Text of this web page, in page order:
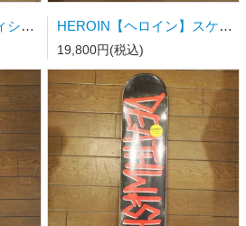
DEATHWISH【デスウィシュ】スケートボードデッキ GANG SPRAY BLK/RED DECK 8.0/31.5wb14.25 BBS社製 HEROIN【ヘロイン】スケートボードデッキ CURB KILLER 9 MERGED 10.0 BBS社製
19,800円(税込)